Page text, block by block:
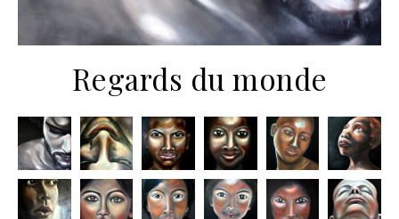
Regards du monde